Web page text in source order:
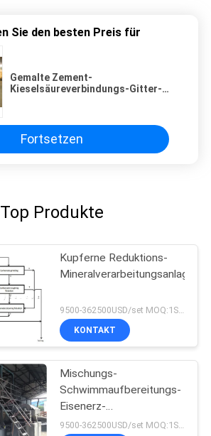
Sie den besten Preis für
Gemalte Zement-
Kieselsäureverbindungs-Gitter-
Fortsetzen
Top Produkte
Kupferne Reduktions-
Mineralverarbeitungsanlage
KONTAKT
Mischungs-
Schwimmaufbereitungs-
Eisenerz-
Verarbeitungsanlage
9500-362500USD/set MOQ:1SET